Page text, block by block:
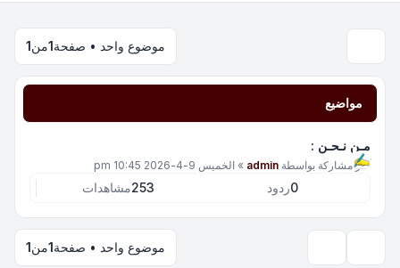
موضوع واحد • صفحة1من1
مواضيع
مـن نـحـن :
آخر مشاركة بواسطة admin
» الخميس 9-4-2026 10:45 pm
0ردود 253مشاهدات
موضوع واحد • صفحة1من1